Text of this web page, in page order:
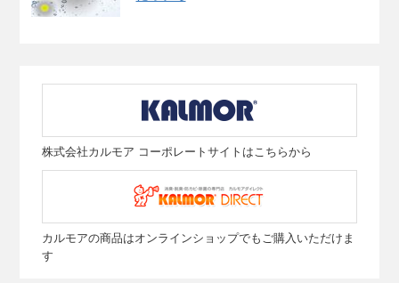
株式会社カルモア コーポレートサイトはこちらから
カルモアの商品はオンラインショップでもご購入いただけま
す